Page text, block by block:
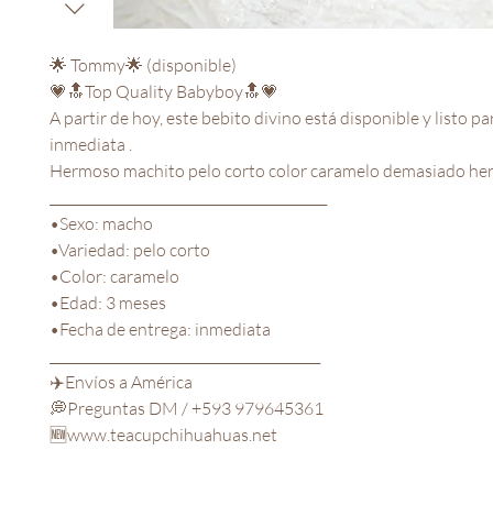
🌟 Tommy🌟 (disponible)
💗🔝Top Quality Babyboy🔝💗
A partir de hoy, este bebito divino está disponible y listo
inmediata .
Hermoso machito pelo corto color caramelo demasiado
•Sexo: macho
•Variedad: pelo corto
•Color: caramelo
•Edad: 3 meses
•Fecha de entrega: inmediata
✈️Envíos a América
💭Preguntas DM / +593 979645361
🆕www.teacupchihuahuas.net